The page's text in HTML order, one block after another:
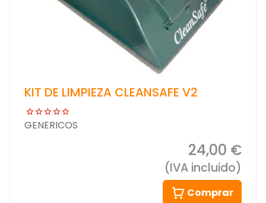
KIT DE LIMPIEZA CLEANSAFE V2
GENERICOS
24,00 €
(IVA incluido)
Comprar